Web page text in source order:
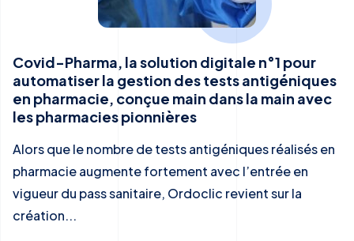
Covid-Pharma, la solution digitale n°1 pour
automatiser la gestion des tests antigéniques
en pharmacie, conçue main dans la main avec
les pharmacies pionnières
Alors que le nombre de tests antigéniques réalisés en
pharmacie augmente fortement avec l’entrée en
vigueur du pass sanitaire, Ordoclic revient sur la
création...